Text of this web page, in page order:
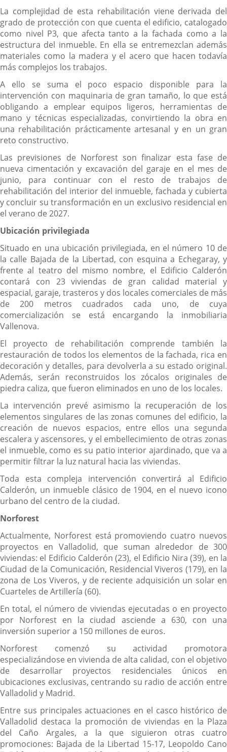
La complejidad de esta rehabilitación viene derivada del
grado de protección con que cuenta el edificio, catalogado
como nivel P3, que afecta tanto a la fachada como a la
estructura del inmueble. En ella se entremezclan además
materiales como la madera y el acero que hacen todavía
más complejos los trabajos.
A ello se suma el poco espacio disponible para la
intervención con maquinaria de gran tamaño, lo que está
obligando a emplear equipos ligeros, herramientas de
mano y técnicas especializadas, convirtiendo la obra en
una rehabilitación prácticamente artesanal y en un gran
reto constructivo.
Las previsiones de Norforest son finalizar esta fase de
nueva cimentación y excavación del garaje en el mes de
junio, para continuar con el resto de trabajos de
rehabilitación del interior del inmueble, fachada y cubierta
y concluir su transformación en un exclusivo residencial en
el verano de 2027.
Ubicación privilegiada
Situado en una ubicación privilegiada, en el número 10 de
la calle Bajada de la Libertad, con esquina a Echegaray, y
frente al teatro del mismo nombre, el Edificio Calderón
contará con 23 viviendas de gran calidad material y
espacial, garaje, trasteros y dos locales comerciales de más
de 200 metros cuadrados cada uno, de cuya
comercialización se está encargando la inmobiliaria
Vallenova.
El proyecto de rehabilitación comprende también la
restauración de todos los elementos de la fachada, rica en
decoración y detalles, para devolverla a su estado original.
Además, serán reconstruidos los zócalos originales de
piedra caliza, que fueron eliminados en uno de los locales.
La intervención prevé asimismo la recuperación de los
elementos singulares de las zonas comunes del edificio, la
creación de nuevos espacios, entre ellos una segunda
escalera y ascensores, y el embellecimiento de otras zonas
el inmueble, como es su patio interior ajardinado, que va a
permitir filtrar la luz natural hacia las viviendas.
Toda esta compleja intervención convertirá al Edificio
Calderón, un inmueble clásico de 1904, en el nuevo icono
urbano del centro de la ciudad.
Norforest
Actualmente, Norforest está promoviendo cuatro nuevos
proyectos en Valladolid, que suman alrededor de 300
viviendas: el Edificio Calderón (23), el Edificio Nira (39), en la
Ciudad de la Comunicación, Residencial Viveros (179), en la
zona de Los Viveros, y de reciente adquisición un solar en
Cuarteles de Artillería (60).
En total, el número de viviendas ejecutadas o en proyecto
por Norforest en la ciudad asciende a 630, con una
inversión superior a 150 millones de euros.
Norforest comenzó su actividad promotora
especializándose en vivienda de alta calidad, con el objetivo
de desarrollar proyectos residenciales únicos en
ubicaciones exclusivas, centrando su radio de acción entre
Valladolid y Madrid.
Entre sus principales actuaciones en el casco histórico de
Valladolid destaca la promoción de viviendas en la Plaza
del Caño Argales, a la que siguieron otras cuatro
promociones: Bajada de la Libertad 15-17, Leopoldo Cano